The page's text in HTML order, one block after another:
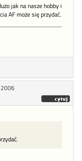
jak na nasze hobby i
AF może się przydać.
2006